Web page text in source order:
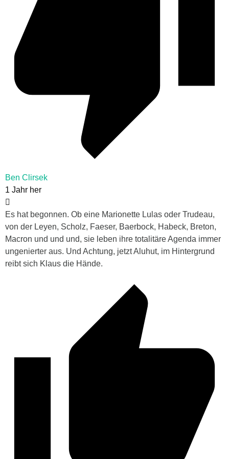
Ben Clirsek
1 Jahr her
Es hat begonnen. Ob eine Marionette Lulas oder Trudeau,
von der Leyen, Scholz, Faeser, Baerbock, Habeck, Breton,
Macron und und und, sie leben ihre totalitäre Agenda immer
ungenierter aus. Und Achtung, jetzt Aluhut, im Hintergrund
reibt sich Klaus die Hände.